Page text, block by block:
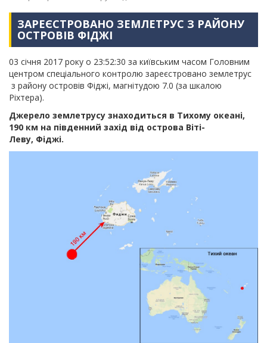
ЗАРЕЄСТРОВАНО ЗЕМЛЕТРУС З РАЙОНУ
ОСТРОВІВ ФІДЖІ
03 січня 2017 року о 23:52:30 за київським часом Головним
центром спеціального контролю зареєстровано землетрус
з району островів Фіджі, магнітудою 7.0 (за шкалою
Ріхтера).
Джерело землетрусу знаходиться в Тихому океані,
190 км на південний захід від острова Віті-
Леву, Фіджі.